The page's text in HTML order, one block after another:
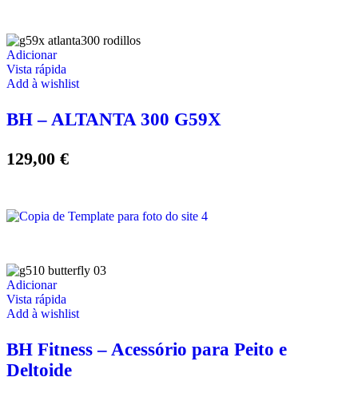
Adicionar
Vista rápida
Add à wishlist
BH – ALTANTA 300 G59X
129,00 €
Adicionar
Vista rápida
Add à wishlist
BH Fitness – Acessório para Peito e
Deltoide